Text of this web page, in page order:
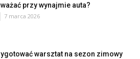
przy wynajmie auta?
7 marca 2026
warsztat na sezon zimowy